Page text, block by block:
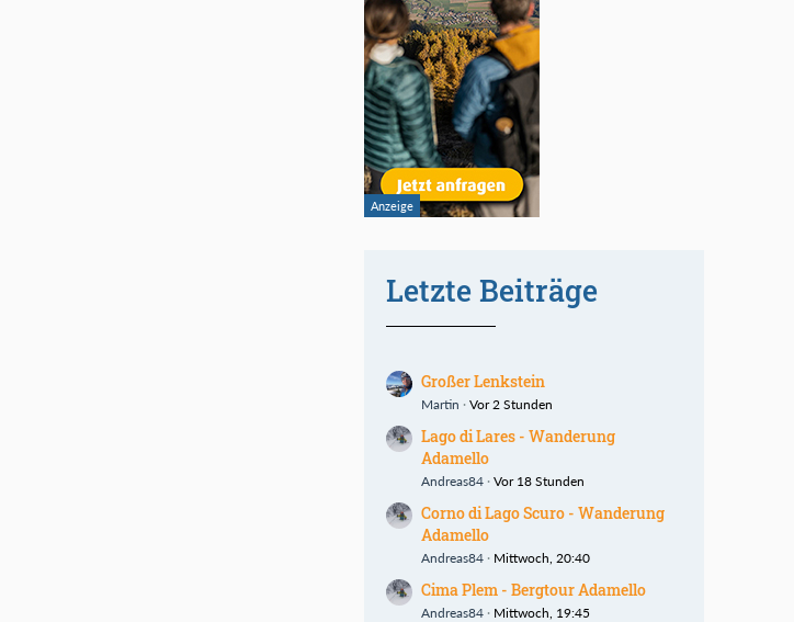
Letzte Beiträge
Großer Lenkstein
Martin Vor 2 Stunden
Lago di Lares - Wanderung
Adamello
Andreas84 Vor 18 Stunden
Corno di Lago Scuro - Wanderung
Adamello
Andreas84 Mittwoch, 20:40
Cima Plem - Bergtour Adamello
Andreas84 Mittwoch, 19:45